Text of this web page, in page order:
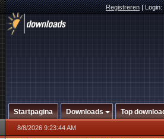
Registreren|Login:
Startpagina Downloads Top
8/8/2026 9:23:44 AM